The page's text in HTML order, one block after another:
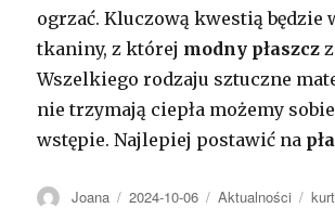
ogrzać. Kluczową kwestią będzie
tkaniny, z której modny płaszcz
Wszelkiego rodzaju sztuczne
nie trzymają ciepła możemy
wstępie. Najlepiej postawić na
Autor
Joana Opublikowano
2024-10-06 Kategorie
Aktualności